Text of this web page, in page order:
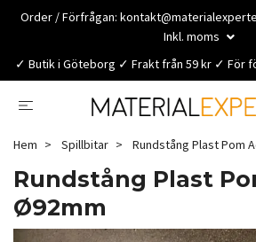
Order / Förfrågan:
Inkl. moms
✓ Butik i Göteborg ✓ Frakt från 59 kr ✓ För
Hem Spillbitar Rundstång Plast Pom
Rundstång Plast
Ø92mm